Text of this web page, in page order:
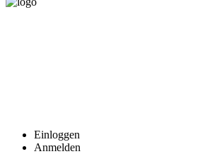
Einloggen
Anmelden